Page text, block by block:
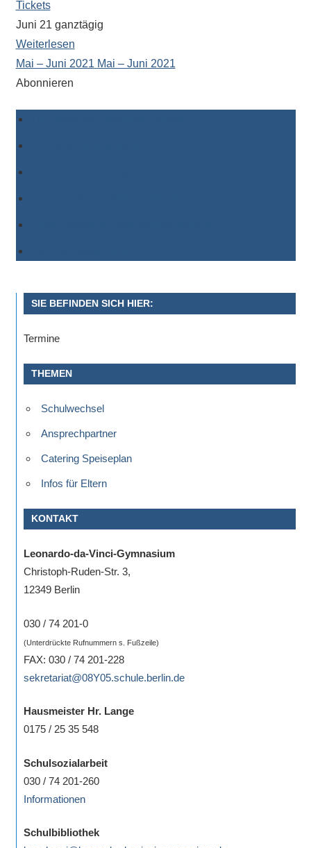
Tickets
Juni 21 ganztägig
Weiterlesen
Mai – Juni 2021 Mai – Juni 2021
Abonnieren
SIE BEFINDEN SICH HIER:
Termine
THEMEN
Schulwechsel
Ansprechpartner
Catering Speiseplan
Infos für Eltern
KONTAKT
Leonardo-da-Vinci-Gymnasium
Christoph-Ruden-Str. 3,
12349 Berlin
030 / 74 201-0
(Unterdrückte Rufnummern s. Fußzeile)
FAX: 030 / 74 201-228
sekretariat@08Y05.schule.berlin.de
Hausmeister Hr. Lange
0175 / 25 35 548
Schulsozialarbeit
030 / 74 201-260
Informationen
Schulbibliothek